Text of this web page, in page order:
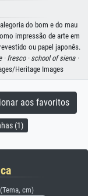
do bom e do mau
impressão de arte em
ou papel japonês.
· fresco · school of siena ·
Heritage Images
aos favoritos
(1)
cm)